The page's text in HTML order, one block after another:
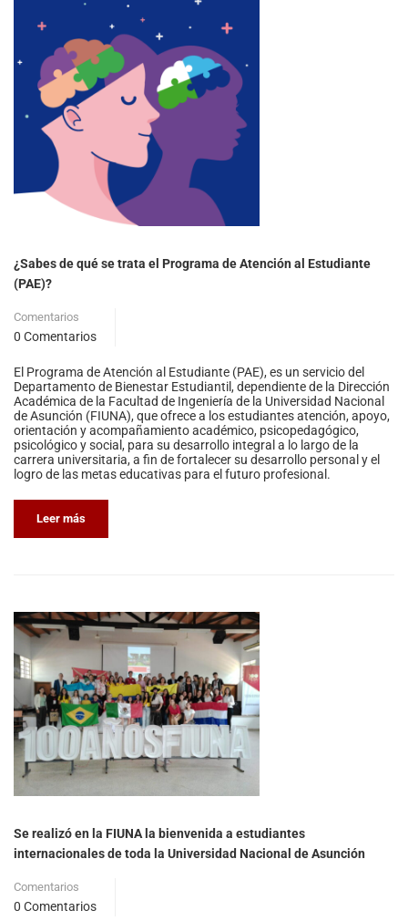
¿Sabes de qué se trata el Programa de Atención al Estudiante
(PAE)?
Comentarios
0 Comentarios
El Programa de Atención al Estudiante (PAE), es un servicio del
Departamento de Bienestar Estudiantil, dependiente de la Dirección
Académica de la Facultad de Ingeniería de la Universidad Nacional
de Asunción (FIUNA), que ofrece a los estudiantes atención, apoyo,
orientación y acompañamiento académico, psicopedagógico,
psicológico y social, para su desarrollo integral a lo largo de la
carrera universitaria, a fin de fortalecer su desarrollo personal y el
logro de las metas educativas para el futuro profesional.
Leer más
Se realizó en la FIUNA la bienvenida a estudiantes
internacionales de toda la Universidad Nacional de Asunción
Comentarios
0 Comentarios